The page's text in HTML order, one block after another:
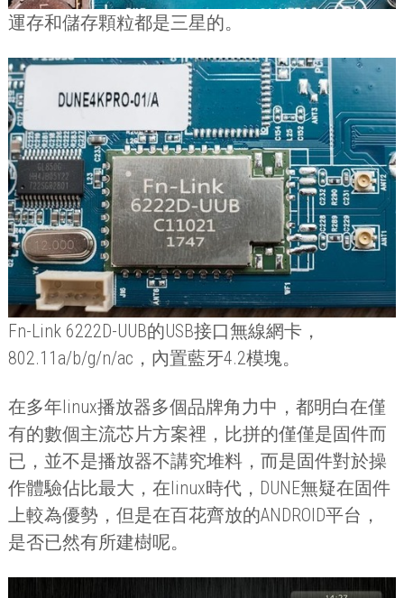
運存和儲存顆粒都是三星的。
Fn-Link 6222D-UUB的USB接口無線網卡，
802.11a/b/g/n/ac ，內置藍牙4.2模塊。
在多年linux播放器多個品牌角力中，都明白在僅
有的數個主流芯片方案裡，比拼的僅僅是固件而
已，並不是播放器不講究堆料，而是固件對於操
作體驗佔比最大，在linux時代， DUNE無疑在固件
上較為優勢，但是在百花齊放的ANDROID平台，
是否已然有所建樹呢。